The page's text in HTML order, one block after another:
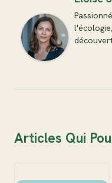
Articles Qui